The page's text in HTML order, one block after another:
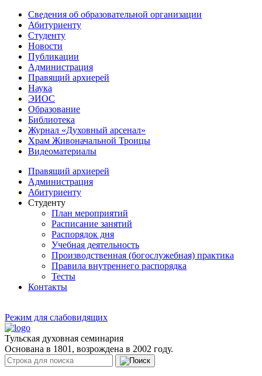
Сведения об образовательной организации
Абитуриенту
Студенту
Новости
Публикации
Администрация
Правящий архиерей
Наука
ЭИОС
Образование
Библиотека
Журнал «Духовный арсенал»
Храм Живоначальной Троицы
Видеоматериалы
Правящий архиерей
Администрация
Абитуриенту
Студенту
План мероприятий
Расписание занятий
Распорядок дня
Учебная деятельность
Производственная (богослужебная) практика
Правила внутреннего распорядка
Тесты
Контакты
Режим для слабовидящих
Тульская духовная семинария
Основана в 1801, возрождена в 2002 году.